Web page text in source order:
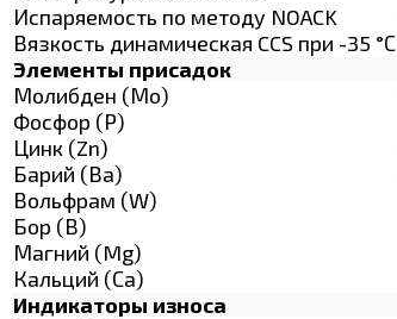
Испаряемость по методу NOACK
Вязкость динамическая CCS при -35 °С
Элементы присадок
Молибден (Мо)
Фосфор (Р)
Цинк (Zn)
Барий (Ва)
Вольфрам (W)
Бор (В)
Магний (Mg)
Кальций (Са)
Индикаторы износа